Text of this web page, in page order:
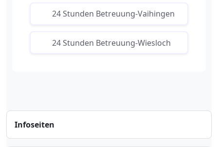
24 Stunden Betreuung-Vaihingen
24 Stunden Betreuung-Wiesloch
Infoseiten